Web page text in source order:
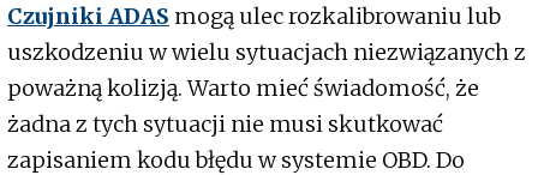
Czujniki ADAS mogą ulec rozkalibrowaniu lub
uszkodzeniu w wielu sytuacjach niezwiązanych z
poważną kolizją. Warto mieć świadomość, że
żadna z tych sytuacji nie musi skutkować
zapisaniem kodu błędu w systemie OBD. Do